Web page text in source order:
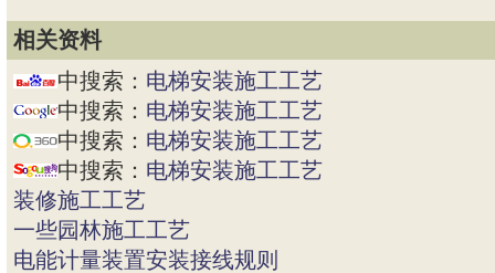
相关资料
中搜索： 电梯安装施工工艺
中搜索： 电梯安装施工工艺
中搜索： 电梯安装施工工艺
中搜索： 电梯安装施工工艺
装修施工工艺
一些园林施工工艺
电能计量装置安装接线规则